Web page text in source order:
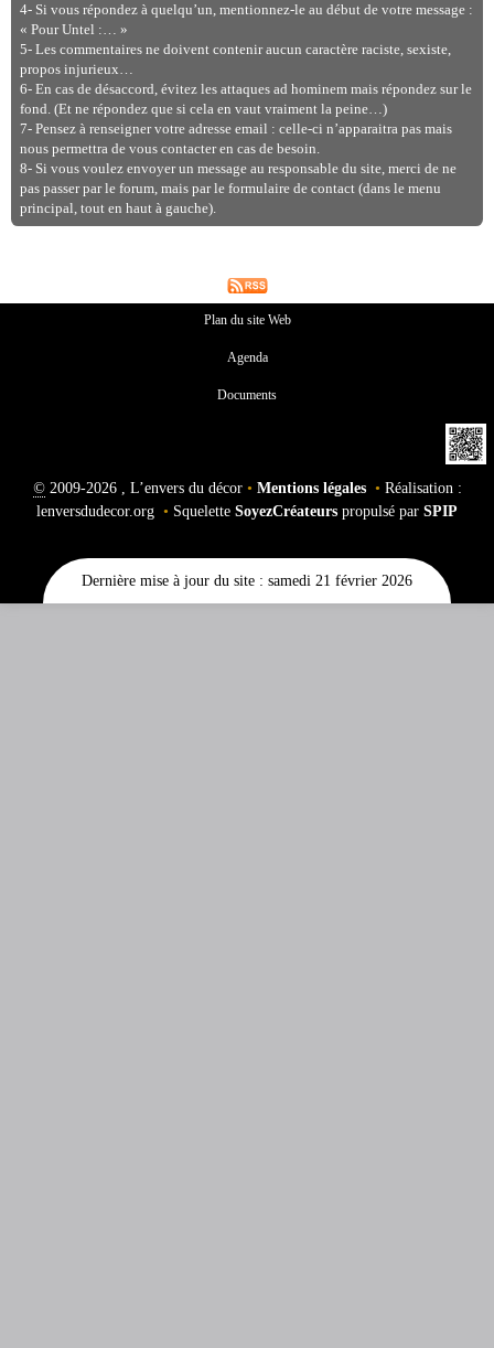
4- Si vous répondez à quelqu’un, mentionnez-le au début de votre message :
« Pour Untel :… »
5- Les commentaires ne doivent contenir aucun caractère raciste, sexiste,
propos injurieux…
6- En cas de désaccord, évitez les attaques ad hominem mais répondez sur le
fond. (Et ne répondez que si cela en vaut vraiment la peine…)
7- Pensez à renseigner votre adresse email : celle-ci n’apparaitra pas mais
nous permettra de vous contacter en cas de besoin.
8- Si vous voulez envoyer un message au responsable du site, merci de ne
pas passer par le forum, mais par le formulaire de contact (dans le menu
principal, tout en haut à gauche).
Plan du site Web
Agenda
Documents
©2009-2026 , L’envers du décor • Mentions légales • Réalisation :
lenversdudecor.org • Squelette SoyezCréateurs propulsé par SPIP
Dernière mise à jour du site : samedi 21 février 2026